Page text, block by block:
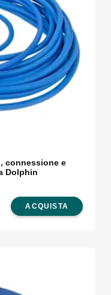
connessione e
Dolphin
ACQUISTA